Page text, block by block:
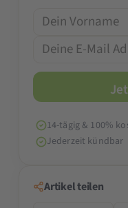
14-tägig & 100%
Jederzeit kündbar
Artikel teilen